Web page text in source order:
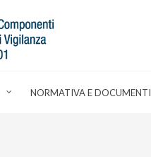
NORMATIVA E DOCUMENTI